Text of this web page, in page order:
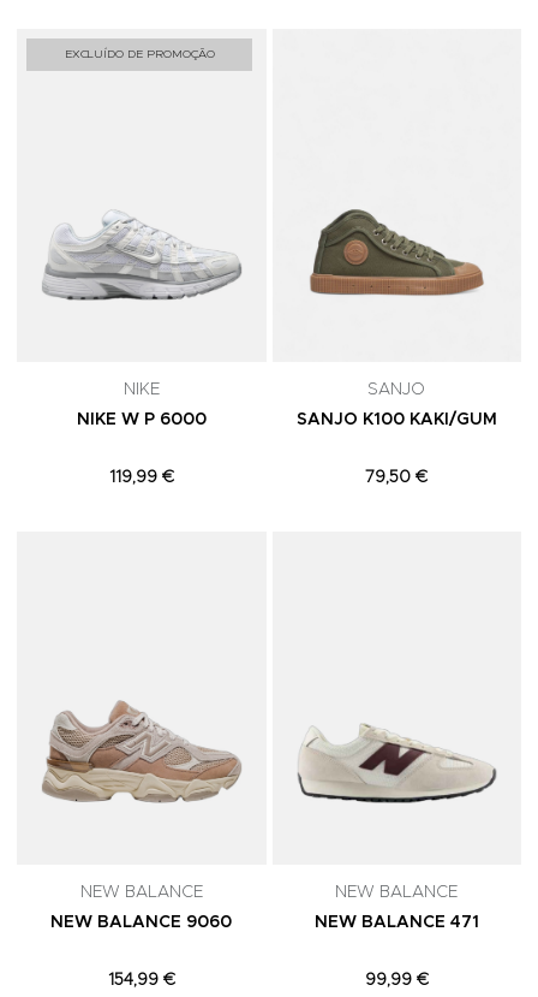
EXCLUÍDO DE PROMOÇÃO
NIKE
NIKE W P 6000
119,99 €
SANJO
SANJO K100 KAKI/GUM
79,50 €
NEW BALANCE
NEW BALANCE 9060
154,99 €
NEW BALANCE
NEW BALANCE 471
99,99 €